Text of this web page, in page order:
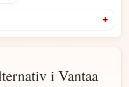
i Vantaa